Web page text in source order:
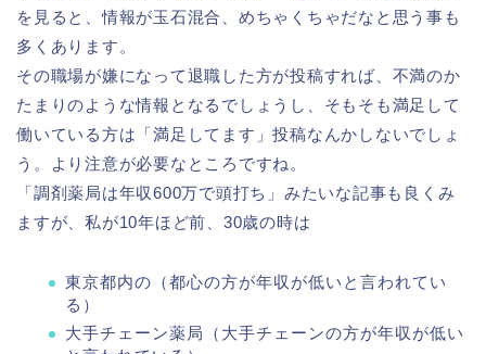
を見ると、情報が玉石混合、めちゃくちゃだなと思う事も
多くあります。
その職場が嫌になって退職した方が投稿すれば、不満のか
たまりのような情報となるでしょうし、そもそも満足して
働いている方は「満足してます」投稿なんかしないでしょ
う。より注意が必要なところですね。
「調剤薬局は年収600万で頭打ち」みたいな記事も良くみ
ますが、私が10年ほど前、30歳の時は
東京都内の（都心の方が年収が低いと言われてい
る）
大手チェーン薬局（大手チェーンの方が年収が低い